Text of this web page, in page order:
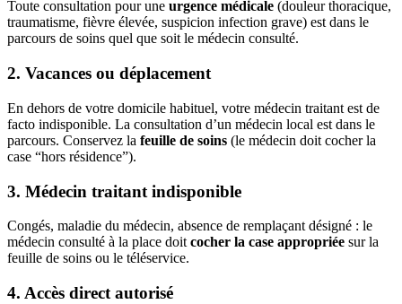
Toute consultation pour une urgence médicale (douleur thoracique,
traumatisme, fièvre élevée, suspicion infection grave) est dans le
parcours de soins quel que soit le médecin consulté.
2. Vacances ou déplacement
En dehors de votre domicile habituel, votre médecin traitant est de
facto indisponible. La consultation d’un médecin local est dans le
parcours. Conservez la feuille de soins (le médecin doit cocher la
case “hors résidence”).
3. Médecin traitant indisponible
Congés, maladie du médecin, absence de remplaçant désigné : le
médecin consulté à la place doit cocher la case appropriée sur la
feuille de soins ou le téléservice.
4. Accès direct autorisé